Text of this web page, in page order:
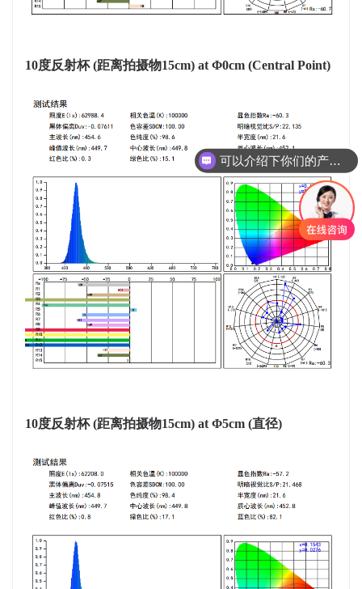
10度反射杯 (距离拍摄物15cm) at Φ0cm (Central Point)
10度反射杯 (距离拍摄物15cm) at Φ5cm (直径)
可以介绍下你们的产品么